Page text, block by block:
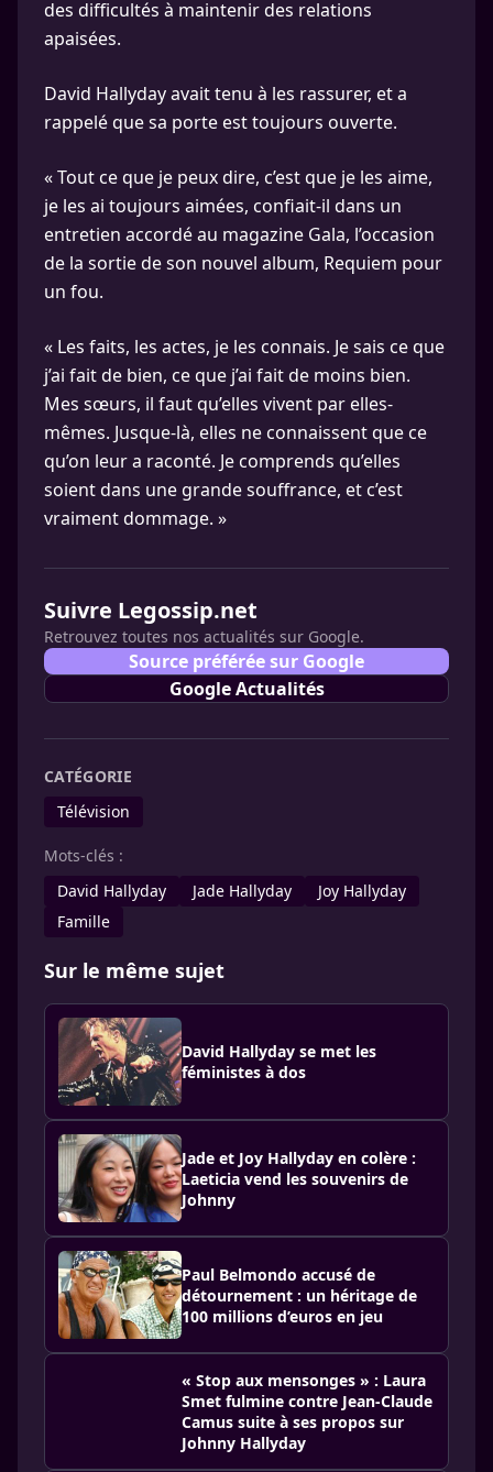
des difficultés à maintenir des relations
apaisées.
David Hallyday avait tenu à les rassurer, et a
rappelé que sa porte est toujours ouverte.
« Tout ce que je peux dire, c’est que je les aime,
je les ai toujours aimées, confiait-il dans un
entretien accordé au magazine Gala, l’occasion
de la sortie de son nouvel album, Requiem pour
un fou.
« Les faits, les actes, je les connais. Je sais ce que
j’ai fait de bien, ce que j’ai fait de moins bien.
Mes sœurs, il faut qu’elles vivent par elles-
mêmes. Jusque-là, elles ne connaissent que ce
qu’on leur a raconté. Je comprends qu’elles
soient dans une grande souffrance, et c’est
vraiment dommage. »
Suivre Legossip.net
Retrouvez toutes nos actualités sur Google.
Source préférée sur Google
Google Actualités
CATÉGORIE
Télévision
Mots-clés :
David Hallyday
Jade Hallyday
Joy Hallyday
Famille
Sur le même sujet
David Hallyday se met les
féministes à dos
Jade et Joy Hallyday en colère :
Laeticia vend les souvenirs de
Johnny
Paul Belmondo accusé de
détournement : un héritage de
100 millions d’euros en jeu
« Stop aux mensonges » : Laura
Smet fulmine contre Jean-Claude
Camus suite à ses propos sur
Johnny Hallyday